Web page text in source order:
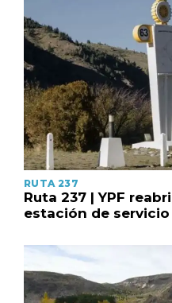
RUTA 237
Ruta 237 | YPF
estación de